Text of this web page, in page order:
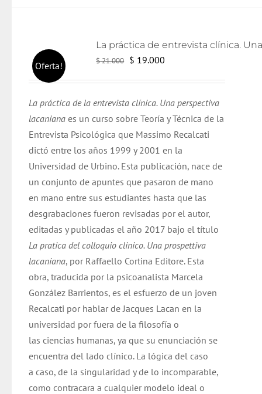
Oferta! $21.000 El
era:
$ 21.000.
$ 19.000
es:
$ 19.000.
La práctica de la entrevista clínica. Una perspectiva
lacaniana es un curso sobre Teoría y Técnica de la
Entrevista Psicológica que Massimo Recalcati
dictó entre los años 1999 y 2001 en la
Universidad de Urbino. Esta publicación, nace de
un conjunto de apuntes que pasaron de mano
en mano entre sus estudiantes hasta que las
desgrabaciones fueron revisadas por el autor,
editadas y publicadas el año 2017 bajo el título
La pratica del colloquio clinico. Una prospettiva
lacaniana, por Raffaello Cortina Editore. Esta
obra, traducida por la psicoanalista Marcela
González Barrientos, es el esfuerzo de un joven
Recalcati por hablar de Jacques Lacan en la
universidad por fuera de la filosofía o
las ciencias humanas, ya que su enunciación se
encuentra del lado clínico. La lógica del caso
a caso, de la singularidad y de lo incomparable,
como contracara a cualquier modelo ideal o